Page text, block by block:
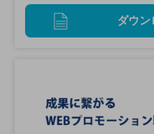
ダウン